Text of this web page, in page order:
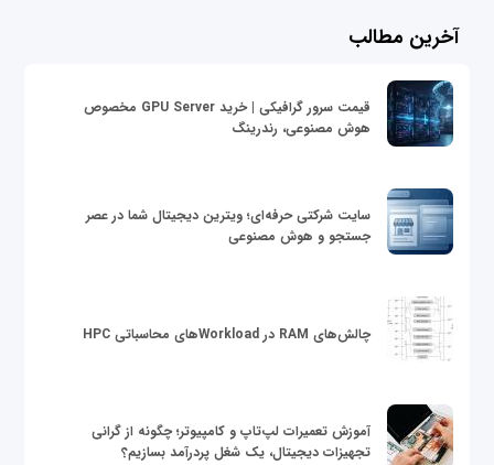
آخرین مطالب
قیمت سرور گرافیکی | خرید GPU Server مخصوص
هوش مصنوعی، رندرینگ
سایت شرکتی حرفه‌ای؛ ویترین دیجیتال شما در عصر
جستجو و هوش مصنوعی
چالش‌های RAM در Workloadهای محاسباتی HPC
آموزش تعمیرات لپ‌تاپ و کامپیوتر؛ چگونه از گرانی
تجهیزات دیجیتال، یک شغل پردرآمد بسازیم؟